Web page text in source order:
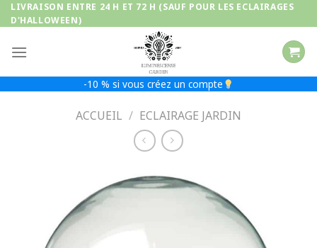
Passer
au
LIVRAISON ENTRE 24 H ET 72 H (SAUF POUR LES ECLAIRAGES
D'HALLOWEEN)
-10 % si vous créez un compte
ACCUEIL / ECLAIRAGE JARDIN